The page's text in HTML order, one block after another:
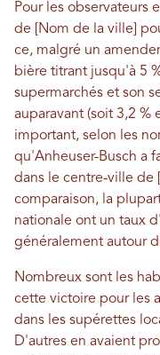
Pour les observateurs
de [Nom de la ville]
ce, malgré un
bière titrant jusqu'à 5
supermarchés et son
auparavant (soit 3,2 %
important, selon les
qu'Anheuser-Busch a
dans le centre-ville de
comparaison, la
nationale ont un taux
généralement autour
Nombreux sont les
cette victoire pour les
dans les supérettes
D'autres en avaient